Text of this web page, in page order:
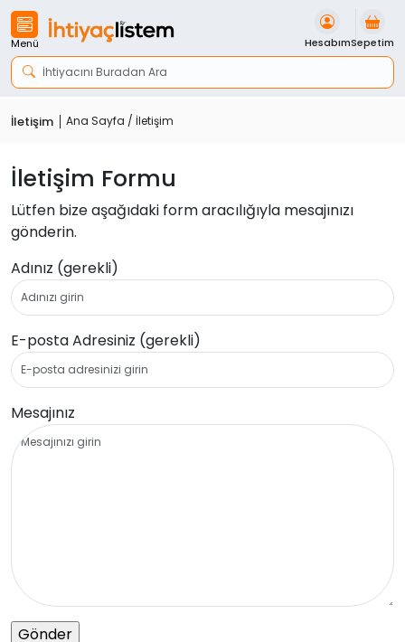
İçeriği
Geç
Menü HesabımSepetim
İletişim Ana Sayfa / İletişim
İletişim Formu
Lütfen bize aşağıdaki form aracılığıyla mesajınızı
gönderin.
Adınız (gerekli)
E-posta Adresiniz (gerekli)
Mesajınız